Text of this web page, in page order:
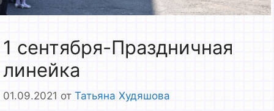
1 сентября-Праздничная
линейка
01.09.2021 от Татьяна Худяшова